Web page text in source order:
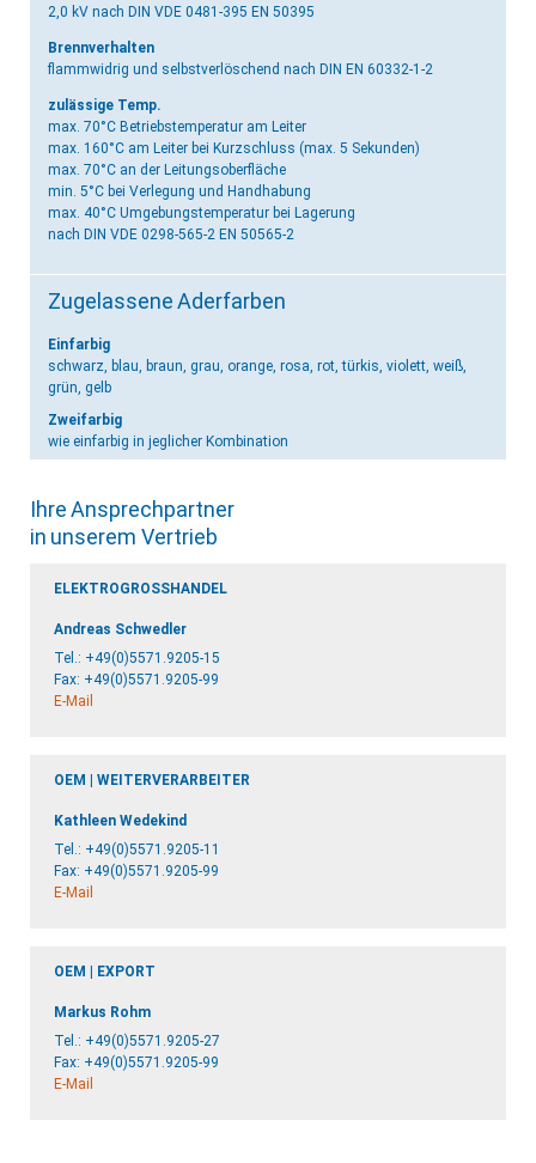
2,0 kV nach DIN VDE 0481-395 EN 50395
Brennverhalten
flammwidrig und selbstverlöschend nach DIN EN 60332-1-2
zulässige Temp.
max. 70°C Betriebstemperatur am Leiter
max. 160°C am Leiter bei Kurzschluss (max. 5 Sekunden)
max. 70°C an der Leitungsoberfläche
min. 5°C bei Verlegung und Handhabung
max. 40°C Umgebungstemperatur bei Lagerung
nach DIN VDE 0298-565-2 EN 50565-2
Zugelassene Aderfarben
Einfarbig
schwarz, blau, braun, grau, orange, rosa, rot, türkis, violett, weiß,
grün, gelb
Zweifarbig
wie einfarbig in jeglicher Kombination
Ihre Ansprechpartner
in unserem Vertrieb
ELEKTROGROSSHANDEL
Andreas Schwedler
Tel.: +49(0)5571.9205-15
Fax: +49(0)5571.9205-99
E-Mail
OEM | WEITERVERARBEITER
Kathleen Wedekind
Tel.: +49(0)5571.9205-11
Fax: +49(0)5571.9205-99
E-Mail
OEM | EXPORT
Markus Rohm
Tel.: +49(0)5571.9205-27
Fax: +49(0)5571.9205-99
E-Mail